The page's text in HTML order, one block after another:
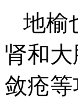
地榆
肾和
敛疮